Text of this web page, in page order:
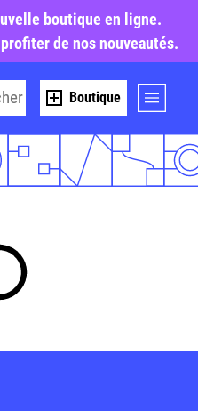
boutique en ligne.
de nos nouveautés.
Boutique